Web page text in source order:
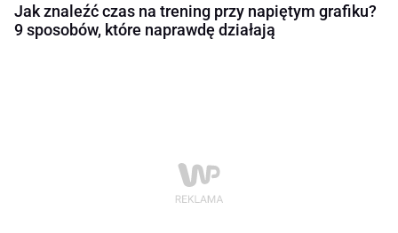
Jak znaleźć czas na trening przy napiętym grafiku?
9 sposobów, które naprawdę działają